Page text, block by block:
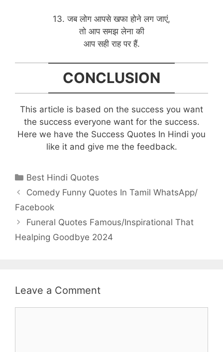
13. जब लोग आपसे खफा होने लग जाएं,
तो आप समझ लेना की
आप सही राह पर हैं.
CONCLUSION
This article is based on the success you want
the success everyone want for the success.
Here we have the Success Quotes In Hindi you
like it and give me the feedback.
Categories
Best Hindi Quotes
Post
navigation
Comedy Funny Quotes In Tamil WhatsApp/
Facebook
Funeral Quotes Famous/Inspirational That
Healping Goodbye 2024
Leave a Comment